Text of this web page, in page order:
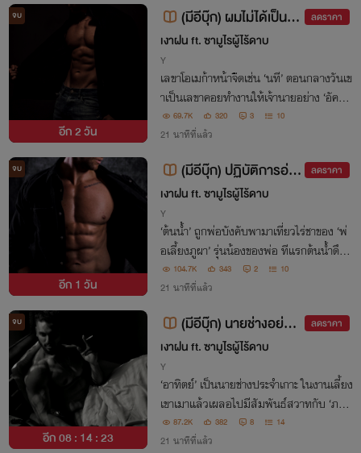
จบ
อีก2 วัน
(มีอีบุ๊ก) ผมไม่ได้เป็นแค่
เลขาหน้าห้องท่านประธาน
[Omegaverse] - (PWP)
ลดราคา
เงาฝน ft. ซามูไรผู้ไร้ดาบ
Y
เลขาโอเมก้าหน้าจืดเช่น ‘นที’ ตอนกลางวันเข
าเป็นเลขาคอยทำงานให้เจ้านายอย่าง ‘อัคคี’
อัลฟ่าหนุ่มมาดขรึม ประธานบริษัทยักษ์ใหญ่
แต่พอตกกลางคืน เลขาแบบเขาก็เปลี่ยนหน้
น
69.7K 320 3 10
21 นาทีที่แล้ว
จบ
อีก 1 วัน
(มีอีบุ๊ก) ปฏิบัติการอ่อ
ยพ่อเลี้ยงไร่ชา คุณอาเพื่อ
นพ่อ - (PWP)
ลดราคา
เงาฝน ft. ซามูไรผู้ไร้ดาบ
Y
‘ต้นน้ำ’ ถูกพ่อบังคับพามาเที่ยวไร่ชาของ ‘พ่
อเลี้ยงภูผา’ รุ่นน้องของพ่อ ทีแรกต้นน้ำดึงดั
นจะกลับบ้านท่าเดียว แต่พอได้เห็นหน้าของ
พ่อเลี้ยงภูผาเท่านั้นแหละ… “ไม่ทราบว่าคุ
104.7K 343 2 10
21 นาทีที่แล้ว
จบ
อีก08 : 14 : 23
(มีอีบุ๊ก) นายช่างอย่าง
ผมต้องมากลายเป็นเมียนา
ยหัวเจ้าของเกาะ - (PWP)
ลดราคา
เงาฝน ft. ซามูไรผู้ไร้ดาบ
Y
‘อาทิตย์’ เป็นนายช่างประจำเกาะ ในงานเลี้ยง
เขาเมาแล้วเผลอไปมีสัมพันธ์สวาทกับ ‘ภาค
ภูมิ’ นายหัวกล้ามล่ำเจ้าของเกาะแห่งนี้ หลัง
จากนั้นอาทิตย์ก็ถูกภาคภูมิพาทัวร์สยิวรอบเ
87.2K 382 8 14
21 นาทีที่แล้ว